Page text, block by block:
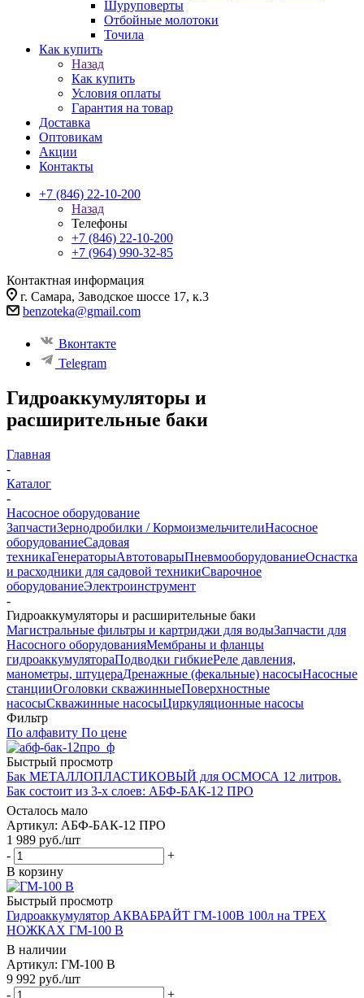
Шуруповерты
Отбойные молотоки
Точила
Как купить
Назад
Как купить
Условия оплаты
Гарантия на товар
Доставка
Оптовикам
Акции
Контакты
+7 (846) 22-10-200
Назад
Телефоны
+7 (846) 22-10-200
+7 (964) 990-32-85
Контактная информация
г. Самара, Заводское шоссе 17, к.3
benzoteka@gmail.com
Вконтакте
Telegram
Гидроаккумуляторы и
расширительные баки
Главная
-
Каталог
-
Насосное оборудование
ЗапчастиЗернодробилки / КормоизмельчителиНасосное
оборудованиеСадовая
техникаГенераторыАвтотоварыПневмооборудованиеОснастка
и расходники для садовой техникиСварочное
оборудованиеЭлектроинструмент
-
Гидроаккумуляторы и расширительные баки
Магистральные фильтры и картриджи для водыЗапчасти для
Насосного оборудованияМембраны и фланцы
гидроаккумулятораПодводки гибкиеРеле давления,
манометры, штуцераДренажные (фекальные) насосыНасосные
станцииОголовки скважинныеПоверхностные
насосыСкважинные насосыЦиркуляционные насосы
Фильтр
По алфавиту По цене
Быстрый просмотр
Бак МЕТАЛЛОПЛАСТИКОВЫЙ для ОСМОСА 12 литров.
Бак состоит из 3-х слоев: АБФ-БАК-12 ПРО
Осталось мало
Артикул: АБФ-БАК-12 ПРО
1 989 руб./шт
-
+
В корзину
Быстрый просмотр
Гидроаккумулятор АКВАБРАЙТ ГМ-100В 100л на ТРЕХ
НОЖКАХ ГМ-100 В
В наличии
Артикул: ГМ-100 В
9 992 руб./шт
-
+